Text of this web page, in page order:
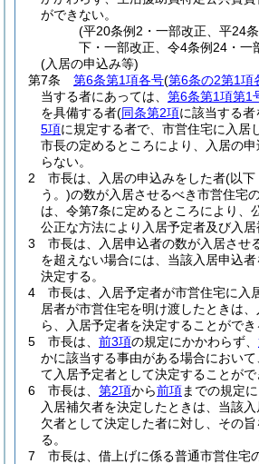
ができない。
(平20条例2・一部改正、平24
下・一部改正、令4条例24・一
(入居の申込み等)
第7条
第6条第1項各号(第6条の2第1項
当する者にあっては、 第6条第1項第1
を具備する者(同条第2項に該当する者
5項に規定する者で、市営住宅に入居
市長の定めるところにより、入居の
らない。
2
市長は、入居の申込みをした者(以下
う。)の数が入居させるべき市営住宅
は、令第7条に定めるところにより、
公正な方法により入居予定者及び入居
3
市長は、入居申込者の数が入居させ
を超えない場合には、当該入居申込
決定する。
4
市長は、入居予定者が市営住宅に入
居者が市営住宅を明け渡したときは
ら、入居予定者を決定することができ
5
市長は、 前3項の規定にかかわらず、
かに該当する事由がある場合におい
て入居予定者として決定することがで
6
市長は、 第2項から前項までの規定
入居補欠者を決定したときは、当該
欠者として決定した者に対し、その
る。
7
市長は、借上げに係る普通市営住宅